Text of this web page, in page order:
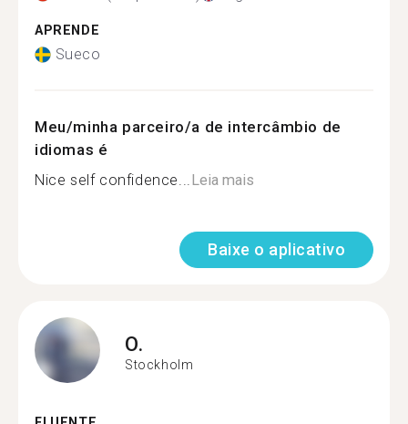
APRENDE
Sueco
Meu/minha parceiro/a de intercâmbio de
idiomas é
Nice self confidence...Leia mais
Baixe o aplicativo
O.
Stockholm